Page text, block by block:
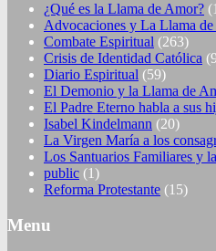
¿Qué es la Llama de Amor?
Advocaciones y La Llama
Combate Espiritual (263)
Crisis de Identidad Católica
Diario Espiritual (59)
El Demonio y la Llama de
El Padre Eterno habla a sus
Isabel Kindelmann (20)
La Virgen María a los
Los Santuarios Familiares y
public (1)
Reforma Protestante (15)
Menu